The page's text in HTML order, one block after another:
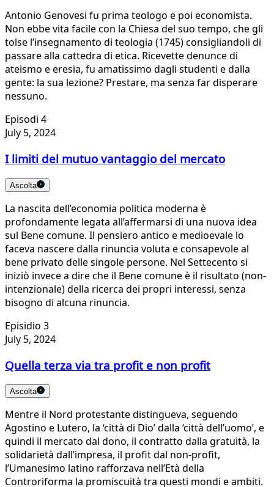
Antonio Genovesi fu prima teologo e poi economista.
Non ebbe vita facile con la Chiesa del suo tempo, che gli
tolse l’insegnamento di teologia (1745) consigliandoli di
passare alla cattedra di etica. Ricevette denunce di
ateismo e eresia, fu amatissimo dagli studenti e dalla
gente: la sua lezione? Prestare, ma senza far disperare
nessuno.
Episodi 4
July 5, 2024
I limiti del mutuo vantaggio del mercato
Ascolta
La nascita dell’economia politica moderna è
profondamente legata all’affermarsi di una nuova idea
sul Bene comune. Il pensiero antico e medioevale lo
faceva nascere dalla rinuncia voluta e consapevole al
bene privato delle singole persone. Nel Settecento si
iniziò invece a dire che il Bene comune è il risultato (non-
intenzionale) della ricerca dei propri interessi, senza
bisogno di alcuna rinuncia.
Episidio 3
July 5, 2024
Quella terza via tra profit e non profit
Ascolta
Mentre il Nord protestante distingueva, seguendo
Agostino e Lutero, la ‘città di Dio’ dalla ‘città dell’uomo’, e
quindi il mercato dal dono, il contratto dalla gratuità, la
solidarietà dall’impresa, il profit dal non-profit,
l’Umanesimo latino rafforzava nell’Età della
Controriforma la promiscuità tra questi mondi e ambiti.